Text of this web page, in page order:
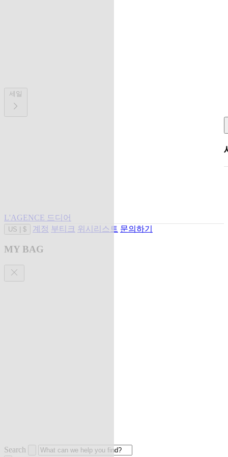
세일
L'AGENCE 드디어
US $ 계정 부티크 위시리스트 문의하기
MY BAG
Search